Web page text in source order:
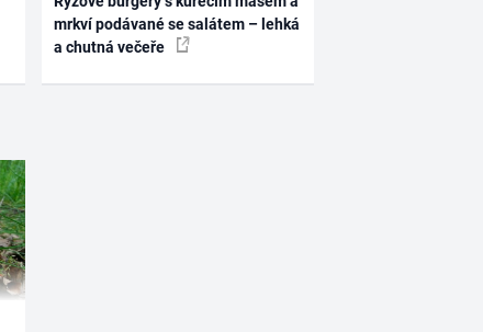
mrkví podávané se salátem – lehká
a chutná večeře